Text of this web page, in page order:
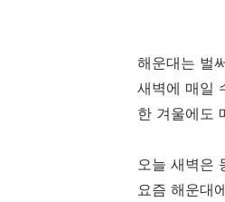
해운대는 벌
새벽에 매일
한 겨울에도
오늘 새벽은
요즘 해운대